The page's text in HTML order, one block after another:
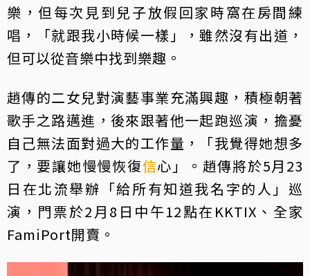
樂，但每次見到兒子放假回家時窩在房間練
唱，「就跟我小時候一樣」，雖然沒有出道，
但可以從音樂中找到樂趣。
趙傳的二女兒對演藝事業充滿興趣，積極朝著
歌手之路邁進，後來跟著他一起跑巡演，擔憂
自己無法面對過大的工作量，「我覺得她想多
了，要讓她慢慢恢復信心」。趙傳將於5月23
日在北流舉辦「給所有知道我名字的人」巡
演，門票於2月8日中午12點在KKTIX、全家
FamiPort開賣。